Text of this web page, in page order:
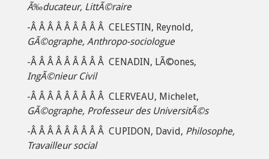
Ã‰ducateur, LittÃ©raire
-Â Â Â Â Â Â Â Â Â CELESTIN, Reynold,
GÃ©ographe, Anthropo-sociologue
-Â Â Â Â Â Â Â Â Â CENADIN, LÃ©ones,
IngÃ©nieur Civil
-Â Â Â Â Â Â Â Â Â CLERVEAU, Michelet,
GÃ©ographe, Professeur des UniversitÃ©s
-Â Â Â Â Â Â Â Â Â CUPIDON, David, Philosophe,
Travailleur social